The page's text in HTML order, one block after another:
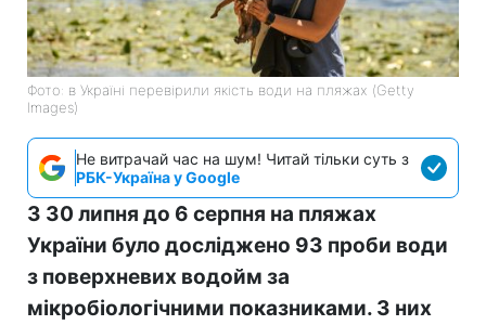
Фото: в Україні перевірили якість води на пляжах (Getty
Images)
Не витрачай час на шум! Читай тільки суть з
РБК-Україна у Google
З 30 липня до 6 серпня на пляжах
України було досліджено 93 проби води
з поверхневих водойм за
мікробіологічними показниками. З них